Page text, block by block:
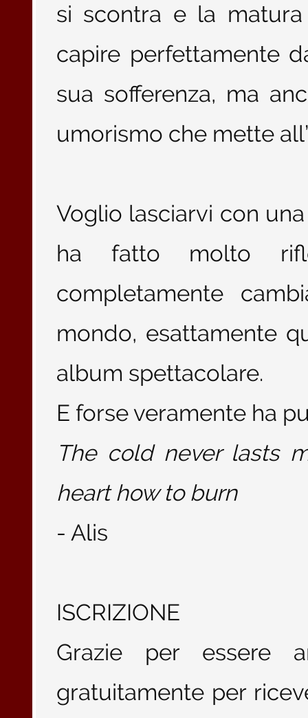
si scontra e la
capire perfettamente
sua sofferenza, ma
umorismo che mette
Voglio lasciarvi con
ha fatto molto
completamente
mondo, esattamente
album spettacolare.
E forse veramente ha
The cold never lasts
heart how to burn
- Alis
ISCRIZIONE
Grazie per essere
gratuitamente per